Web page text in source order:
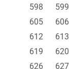
598
599
605
606
612
613
619
620
626
627